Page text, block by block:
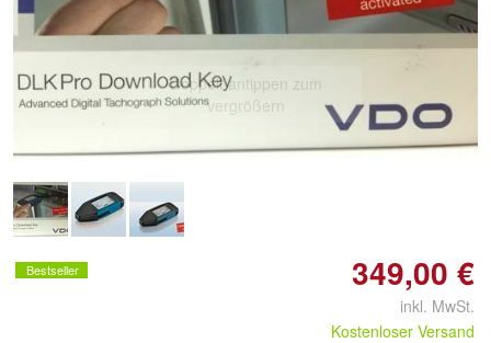
Doppelt antippen zum
vergrößern
Bestseller 349,00 €
inkl. MwSt.
Kostenloser Versand